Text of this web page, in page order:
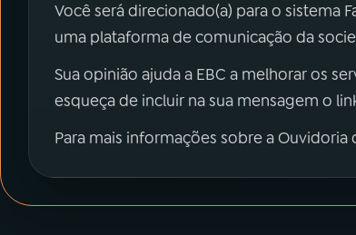
Você será direcionado(a) para o sistema
uma plataforma de comunicação da
Sua opinião ajuda a EBC a melhorar os
esqueça de incluir na sua mensagem o
Para mais informações sobre a Ouvidoria